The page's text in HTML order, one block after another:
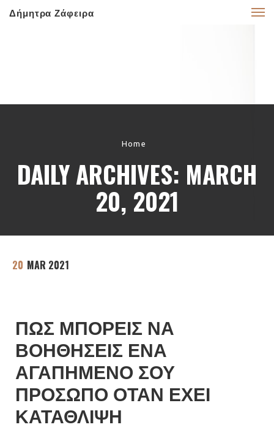
Δήμητρα Ζάφειρα
Home
DAILY ARCHIVES: MARCH
20, 2021
20 MAR 2021
ΠΩΣ ΜΠΟΡΕΙΣ ΝΑ
ΒΟΗΘΗΣΕΙΣ ΕΝΑ
ΑΓΑΠΗΜΕΝΟ ΣΟΥ
ΠΡΟΣΩΠΟ ΟΤΑΝ ΕΧΕΙ
ΚΑΤΑΘΛΙΨΗ